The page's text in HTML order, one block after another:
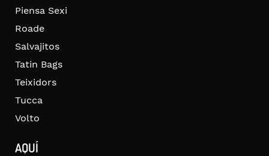
Piensa Sexi
Roade
Salvajitos
Tatin Bags
Teixidors
Tucca
Volto
AQUÍ